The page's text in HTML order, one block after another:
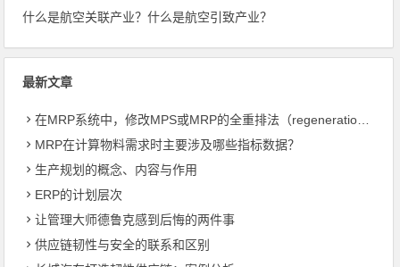
什么是航空关联产业？什么是航空引致产业？
最新文章
在MRP系统中，修改MPS或MRP的全重排法（regeneration）和净改变法？
MRP在计算物料需求时主要涉及哪些指标数据？
生产规划的概念、内容与作用
ERP的计划层次
让管理大师德鲁克感到后悔的两件事
供应链韧性与安全的联系和区别